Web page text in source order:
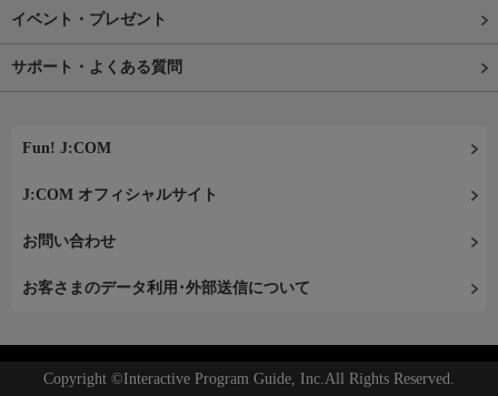
イベント・プレゼント
サポート・よくある質問
Fun! J:COM
J:COM オフィシャルサイト
お問い合わせ
お客さまのデータ利用･外部送信について
Copyright ©Interactive Program Guide, Inc.All Rights Reserved.